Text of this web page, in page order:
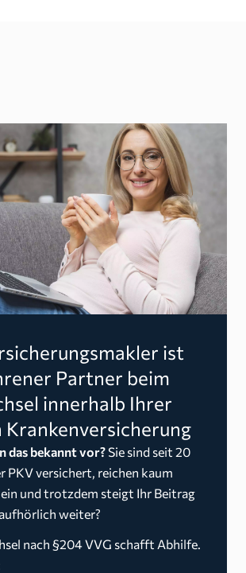
ist
Partner beim
innerhalb Ihrer
Krankenversicherung
das bekannt vor? Sie sind seit 20
PKV versichert, reichen kaum
ein und trotzdem steigt Ihr Beitrag
weiter?
nach §204 VVG schafft Abhilfe.